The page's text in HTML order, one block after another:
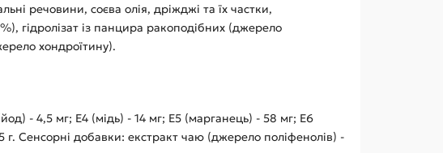
речовини, соєва олія, дріжджі та їх частки,
гідролізат із панцира ракоподібних (джерело
хондроїтину).
- 4,5 мг; E4 (мідь) - 14 мг; E5 (марганець) - 58 мг; E6
г. Сенсорні добавки: екстракт чаю (джерело поліфенолів) -